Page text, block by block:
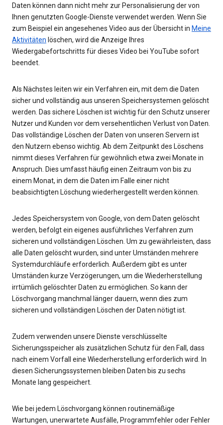
Daten können dann nicht mehr zur Personalisierung der von
Ihnen genutzten Google-Dienste verwendet werden. Wenn Sie
zum Beispiel ein angesehenes Video aus der Übersicht in Meine
Aktivitäten löschen, wird die Anzeige Ihres
Wiedergabefortschritts für dieses Video bei YouTube sofort
beendet.
Als Nächstes leiten wir ein Verfahren ein, mit dem die Daten
sicher und vollständig aus unseren Speichersystemen gelöscht
werden. Das sichere Löschen ist wichtig für den Schutz unserer
Nutzer und Kunden vor dem versehentlichen Verlust von Daten.
Das vollständige Löschen der Daten von unseren Servern ist
den Nutzern ebenso wichtig. Ab dem Zeitpunkt des Löschens
nimmt dieses Verfahren für gewöhnlich etwa zwei Monate in
Anspruch. Dies umfasst häufig einen Zeitraum von bis zu
einem Monat, in dem die Daten im Falle einer nicht
beabsichtigten Löschung wiederhergestellt werden können.
Jedes Speichersystem von Google, von dem Daten gelöscht
werden, befolgt ein eigenes ausführliches Verfahren zum
sicheren und vollständigen Löschen. Um zu gewährleisten, dass
alle Daten gelöscht wurden, sind unter Umständen mehrere
Systemdurchläufe erforderlich. Außerdem gibt es unter
Umständen kurze Verzögerungen, um die Wiederherstellung
irrtümlich gelöschter Daten zu ermöglichen. So kann der
Löschvorgang manchmal länger dauern, wenn dies zum
sicheren und vollständigen Löschen der Daten nötigt ist.
Zudem verwenden unsere Dienste verschlüsselte
Sicherungsspeicher als zusätzlichen Schutz für den Fall, dass
nach einem Vorfall eine Wiederherstellung erforderlich wird. In
diesen Sicherungssystemen bleiben Daten bis zu sechs
Monate lang gespeichert.
Wie bei jedem Löschvorgang können routinemäßige
Wartungen, unerwartete Ausfälle, Programmfehler oder Fehler